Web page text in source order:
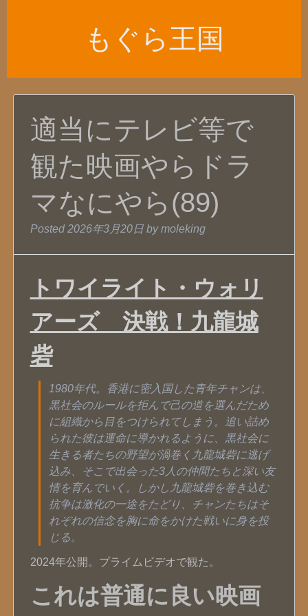
もぐら王国
適当にテレビ等で
観た映画やらドラ
マなにやら(89)
Posted2026年3月20日 by moleking
トワイライト・ウォリ
アーズ 決戦！九龍城
砦
1980年代。香港に密入国した青年チャンは、
黒社会のルールを拒んで己の道を選んだため
に組織から目をつけられてしまう。追い詰め
られた彼は運命に導かれるように、黒社会に
生きる者たちの野望が渦巻く九龍城砦に逃げ
込み、そこで出会った3人の仲間たちと深い友
情を育んでいく。しかし九龍城砦を巻き込む
抗争は激化の一途をたどり、チャンたちはそ
れぞれの信念を胸に命をかけた戦いに身を投
じる。
2024年公開。プライムビデオで観た。
これは普通に良い映画